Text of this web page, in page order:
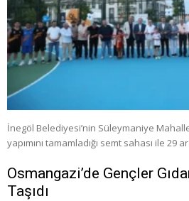
İnegöl Belediyesi’nin Süleymaniye
yapımını tamamladığı semt sahası ile 29
Osmangazi’de Gençler
Taşıdı